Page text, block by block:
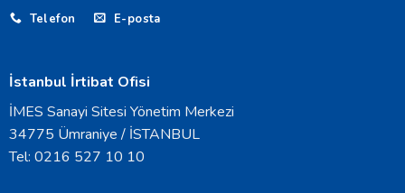
Telefon E-posta
İstanbul İrtibat Ofisi
İMES Sanayi Sitesi Yönetim Merkezi
34775 Ümraniye / İSTANBUL
Tel: 0216 527 10 10